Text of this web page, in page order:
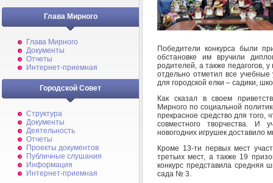
Глава Мирного
Глава Мирного
Документы
Отчеты
Интернет-приемная
Городской Совет
Структура
Документы
Деятельность
Отчеты
Проекты документов
Публичные слушания
Информация
Интернет-приемная
Победители конкурса были
обстановке им вручили
родителей, а также педагогов,
отдельно отметил все
для городской елки – садики,
Как сказал в своем
Мирного по социальной
прекрасное средство для того,
совместного творчества. И
новогодних игрушек доставило
Кроме 13-ти первых мест
третьих мест, а также 19
конкурс представила средняя
сада № 3.